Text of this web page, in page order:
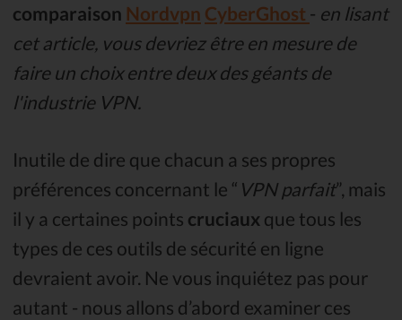
comparaison Nordvpn CyberGhost - en lisant
cet article, vous devriez être en mesure de
faire un choix entre deux des géants de
l'industrie VPN.
Inutile de dire que chacun a ses propres
préférences concernant le “ VPN parfait”, mais
il y a certaines points cruciaux que tous les
types de ces outils de sécurité en ligne
devraient avoir. Ne vous inquiétez pas pour
autant - nous allons d’abord examiner ces